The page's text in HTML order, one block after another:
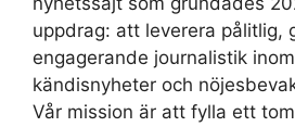
uppdrag: att leverera pålitlig,
engagerande journalistik
kändisnyheter och
Vår mission är att fylla ett